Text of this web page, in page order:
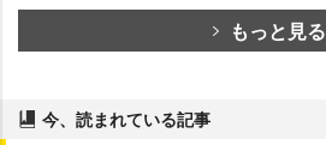
もっと見る
今、読まれている記事